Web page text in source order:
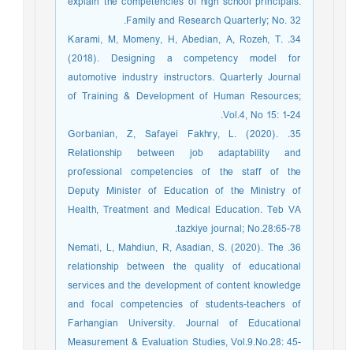
Family and Research Quarterly; No. 32.
34. Karami, M, Momeny, H, Abedian, A, Rozeh, T.
(2018). Designing a competency model for
automotive industry instructors. Quarterly Journal
of Training & Development of Human Resources;
Vol.4, No 15: 1-24.
35. Gorbanian, Z, Safayei Fakhry, L. (2020).
Relationship between job adaptability and
professional competencies of the staff of the
Deputy Minister of Education of the Ministry of
Health, Treatment and Medical Education. Teb VA
tazkiye journal; No.28:65-78.
36. Nemati, L, Mahdiun, R, Asadian, S. (2020). The
relationship between the quality of educational
services and the development of content knowledge
and focal competencies of students-teachers of
Farhangian University. Journal of Educational
Measurement & Evaluation Studies, Vol.9.No.28: 45-